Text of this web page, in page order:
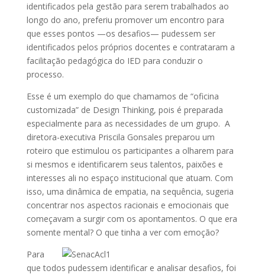
identificados pela gestão para serem trabalhados ao
longo do ano, preferiu promover um encontro para
que esses pontos —os desafios— pudessem ser
identificados pelos próprios docentes e contrataram a
facilitação pedagógica do IED para conduzir o
processo.
Esse é um exemplo do que chamamos de “oficina
customizada” de Design Thinking, pois é preparada
especialmente para as necessidades de um grupo. A
diretora-executiva Priscila Gonsales preparou um
roteiro que estimulou os participantes a olharem para
si mesmos e identificarem seus talentos, paixões e
interesses ali no espaço institucional que atuam. Com
isso, uma dinâmica de empatia, na sequência, sugeria
concentrar nos aspectos racionais e emocionais que
começavam a surgir com os apontamentos. O que era
somente mental? O que tinha a ver com emoção?
Para
que todos pudessem identificar e analisar desafios, foi